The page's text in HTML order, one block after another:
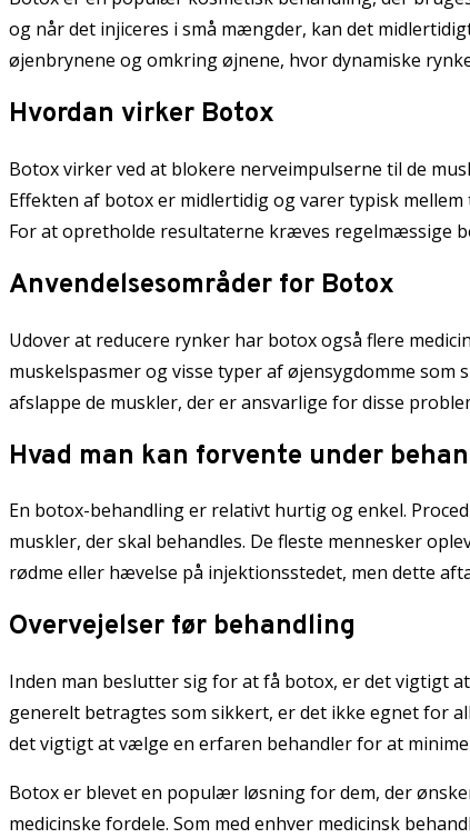
og når det injiceres i små mængder, kan det
øjenbrynene og omkring øjnene, hvor dynamiske
Hvordan virker Botox
Botox virker ved at blokere nerveimpulserne til de
Effekten af botox er midlertidig og varer typisk
For at opretholde resultaterne kræves regelmæssige
Anvendelsesområder for Botox
Udover at reducere rynker har botox også flere
muskelspasmer og visse typer af øjensygdomme
afslappe de muskler, der er ansvarlige for disse
Hvad man kan forvente under
En botox-behandling er relativt hurtig og enkel.
muskler, der skal behandles. De fleste mennesker
rødme eller hævelse på injektionsstedet, men dette
Overvejelser før behandling
Inden man beslutter sig for at få botox, er det vigtigt
generelt betragtes som sikkert, er det ikke egnet for
det vigtigt at vælge en erfaren behandler for at
Botox er blevet en populær løsning for dem, der
medicinske fordele. Som med enhver medicinsk